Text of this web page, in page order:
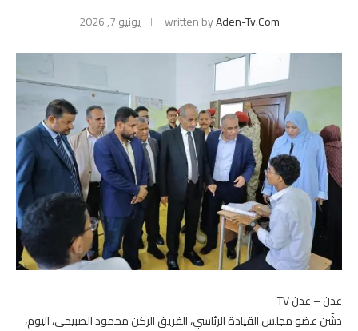
written byAden-Tv.com يونيو 7, 2026
عدن – عدن TV
دشّن عضو مجلس القيادة الرئاسي، الفريق الركن محمود الصبيحي، اليوم،